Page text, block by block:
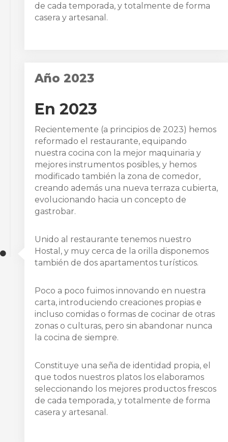
de cada temporada, y totalmente de forma
casera y artesanal.
Año 2023
En 2023
Recientemente (a principios de 2023) hemos
reformado el restaurante, equipando
nuestra cocina con la mejor maquinaria y
mejores instrumentos posibles, y hemos
modificado también la zona de comedor,
creando además una nueva terraza cubierta,
evolucionando hacia un concepto de
gastrobar.
Unido al restaurante tenemos nuestro
Hostal, y muy cerca de la orilla disponemos
también de dos apartamentos turísticos.
Poco a poco fuimos innovando en nuestra
carta, introduciendo creaciones propias e
incluso comidas o formas de cocinar de otras
zonas o culturas, pero sin abandonar nunca
la cocina de siempre.
Constituye una seña de identidad propia, el
que todos nuestros platos los elaboramos
seleccionando los mejores productos frescos
de cada temporada, y totalmente de forma
casera y artesanal.